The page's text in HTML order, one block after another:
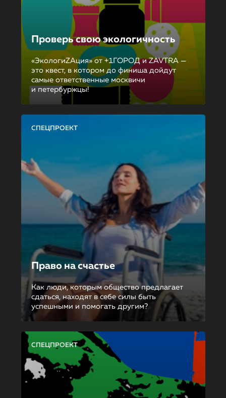
Проверь свою экологичность
«ЭкологиZAция» от +1ГОРОД и ZAVTRA —
это квест, в котором до финиша дойдут
самые ответственные москвичи
и петербуржцы!
СПЕЦПРОЕКТ
Право на счастье
Как люди, которым общество предлагает
сдаться, находят в себе силы быть
успешными и помогать другим?
СПЕЦПРОЕКТ